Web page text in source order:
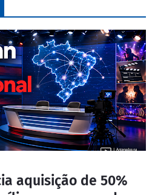
aquisição de 50%